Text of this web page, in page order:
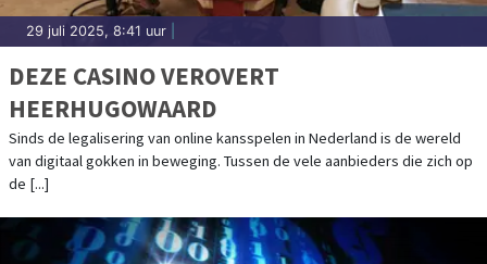
29 juli 2025, 8:41 uur
DEZE CASINO VEROVERT
HEERHUGOWAARD
Sinds de legalisering van online kansspelen in Nederland is de wereld
van digitaal gokken in beweging. Tussen de vele aanbieders die zich op
de [...]